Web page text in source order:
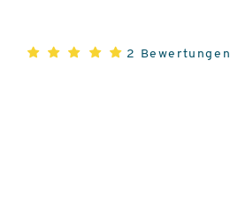
2 Bewertungen